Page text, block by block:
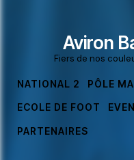
Aviron
Fiers de nos
NATIONAL 2 PÔLE
ECOLE DE FOOT
PARTENAIRES